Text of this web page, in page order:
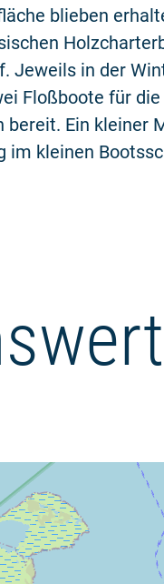
blieben
Jeweils in der
Floßboote für
bereit. Ein kleiner
im kleinen